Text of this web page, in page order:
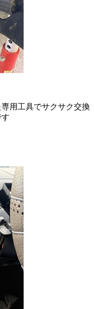
用工具でサクサク交換